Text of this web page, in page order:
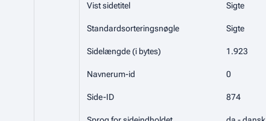
Vist sidetitel Sigte
Standardsorteringsnøgle Sigte
Sidelængde (i bytes) 1.923
Navnerum-id 0
Side-ID 874